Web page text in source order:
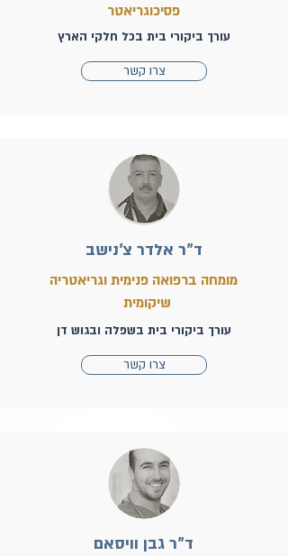
פסיכוגריאטר
עורך ביקורי בית בכל חלקי הארץ
צרו קשר
ד"ר אלדר צ'נישב
מומחה ברפואה פנימית וגריאטריה
שיקומית
עורך ביקורי בית בשפלה ובגוש דן
צרו קשר
ד"ר גבן וויסאם